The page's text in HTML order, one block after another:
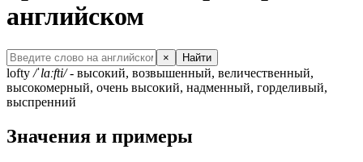
английском
× Найти
lofty /ˈlɑːfti/- высокий, возвышенный, величественный,
высокомерный, очень высокий, надменный, горделивый,
выспренний
Значения и примеры